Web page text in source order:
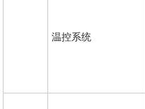
温控系统